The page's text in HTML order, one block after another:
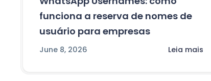
funciona a reserva de nomes de
usuário para empresas
June 8, 2026 Leia mais